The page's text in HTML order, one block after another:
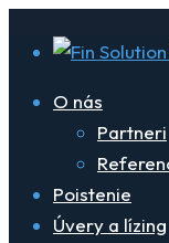
O nás
Partneri
Poistenie
Úvery a lízing